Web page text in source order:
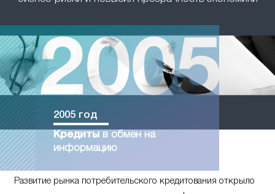
2005 год
Кредиты в обмен на
информацию
Развитие рынка потребительского кредитования открыло